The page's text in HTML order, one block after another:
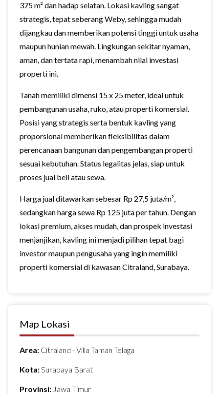
375 m² dan hadap selatan. Lokasi kavling sangat
strategis, tepat seberang Weby, sehingga mudah
dijangkau dan memberikan potensi tinggi untuk usaha
maupun hunian mewah. Lingkungan sekitar nyaman,
aman, dan tertata rapi, menambah nilai investasi
properti ini.
Tanah memiliki dimensi 15 x 25 meter, ideal untuk
pembangunan usaha, ruko, atau properti komersial.
Posisi yang strategis serta bentuk kavling yang
proporsional memberikan fleksibilitas dalam
perencanaan bangunan dan pengembangan properti
sesuai kebutuhan. Status legalitas jelas, siap untuk
proses jual beli atau sewa.
Harga jual ditawarkan sebesar Rp 27,5 juta/m²,
sedangkan harga sewa Rp 125 juta per tahun. Dengan
lokasi premium, akses mudah, dan prospek investasi
menjanjikan, kavling ini menjadi pilihan tepat bagi
investor maupun pengusaha yang ingin memiliki
properti komersial di kawasan Citraland, Surabaya.
Map Lokasi
Area: Citraland - Villa Taman Telaga
Kota:Surabaya Barat
Provinsi: Jawa Timur